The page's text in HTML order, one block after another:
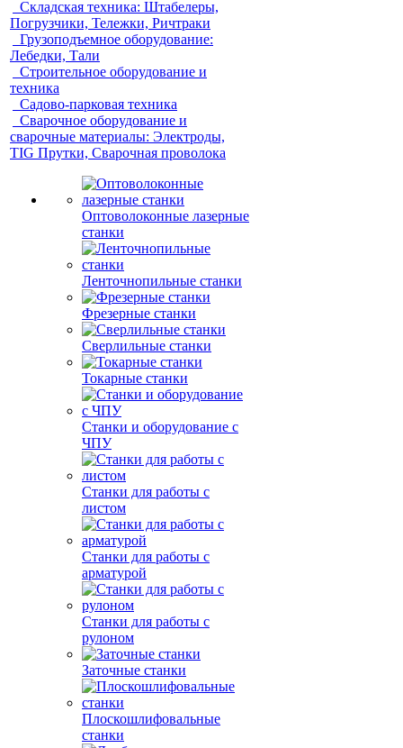
Складская техника: Штабелеры,
Погрузчики, Тележки, Ричтраки
Грузоподъемное оборудование:
Лебедки, Тали
Строительное оборудование и
техника
Садово-парковая техника
Сварочное оборудование и
сварочные материалы: Электроды,
TIG Прутки, Сварочная проволока
Оптоволоконные лазерные
станки
Ленточнопильные станки
Фрезерные станки
Сверлильные станки
Токарные станки
Станки и оборудование с
ЧПУ
Станки для работы с
листом
Станки для работы с
арматурой
Станки для работы с
рулоном
Заточные станки
Плоскошлифовальные
станки